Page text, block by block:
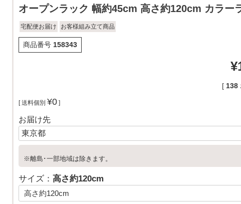
オープンラック 幅約45cm 高さ約120cm カラー
宅配便お届け お客様組み立て商品
商品番号 158343
¥
[ 138
送料個別 ¥0
お届け先
※離島･一部地域は除きます。
サイズ： 高さ約120cm